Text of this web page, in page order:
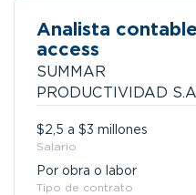
Analista
access
SUMMAR
PRODUCTIVIDAD
$2,5 a $3 millones
Salario
Por obra o labor
Tipo de contrato